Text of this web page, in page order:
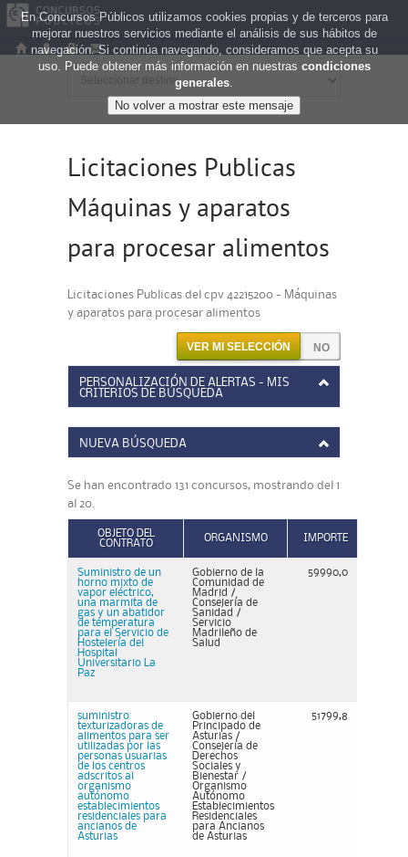
Licitaciones Publicas
Máquinas y aparatos
para procesar alimentos
Licitaciones Publicas del cpv 42215200 - Máquinas
y aparatos para procesar alimentos
VER MI SELECCIÓN
PERSONALIZACIÓN DE ALERTAS - MIS
CRITERIOS DE BÚSQUEDA
NUEVA BÚSQUEDA
Se han encontrado 131 concursos, mostrando del 1
al 20.
OBJETO DEL
CONTRATO
ORGANISMO IMPORTE
Suministro de un
horno mixto de
vapor eléctrico,
una marmita de
gas y un abatidor
de temperatura
para el Servicio de
Hostelería del
Hospital
Universitario La
Paz
Gobierno de la
Comunidad de
Madrid /
Consejería de
Sanidad /
Servicio
Madrileño de
Salud
59990,0
suministro
texturizadoras de
alimentos para ser
utilizadas por las
personas usuarias
de los centros
adscritos al
organismo
autónomo
establecimientos
residenciales para
ancianos de
Asturias
Gobierno del
Principado de
Asturias /
Consejería de
Derechos
Sociales y
Bienestar /
Organismo
Autónomo
Establecimientos
Residenciales
para Ancianos
de Asturias
51799,8
En Concursos Públicos utilizamos cookies propias y de terceros para
mejorar nuestros servicios mediante el análisis de sus hábitos de
navegación. Si continúa navegando, consideramos que acepta su
uso. Puede obtener más información en nuestras condiciones
generales.